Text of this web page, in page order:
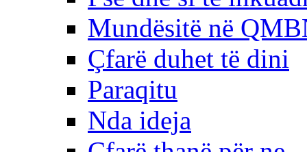
Mundësitë në
Çfarë duhet të dini
Paraqitu
Nda ideja